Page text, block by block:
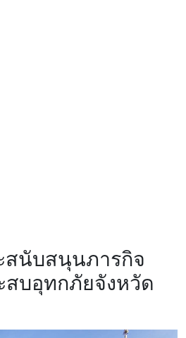
สนับสนุนภารกิจ
สบอุทกภัยจังหวัด